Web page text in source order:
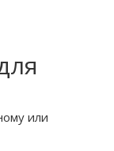
или